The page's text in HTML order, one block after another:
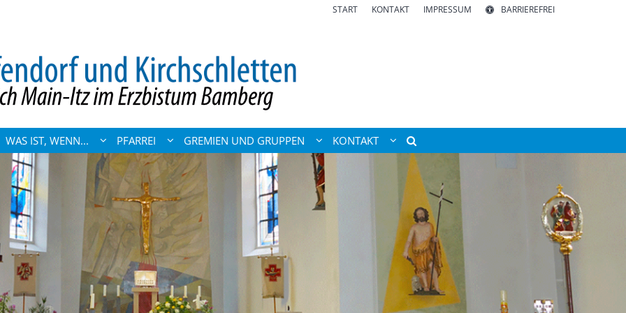
START KONTAKT IMPRESSUM BARRIEREFREI
WAS IST, WENN... PFARREI GREMIEN UND GRUPPEN KONTAKT